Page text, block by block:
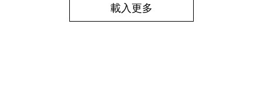
載入更多